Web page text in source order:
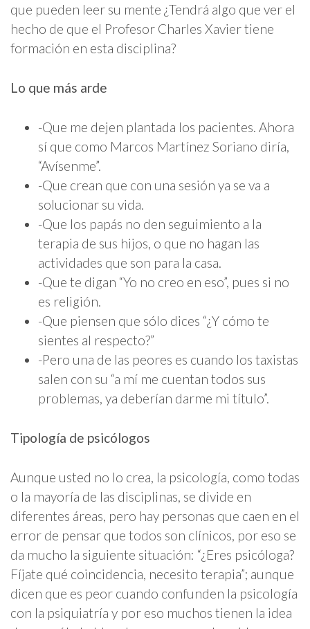
que pueden leer su mente ¿Tendrá algo que ver el
hecho de que el Profesor Charles Xavier tiene
formación en esta disciplina?
Lo que más arde
-Que me dejen plantada los pacientes. Ahora
sí que como Marcos Martínez Soriano diría,
“Avísenme”.
-Que crean que con una sesión ya se va a
solucionar su vida.
-Que los papás no den seguimiento a la
terapia de sus hijos, o que no hagan las
actividades que son para la casa.
-Que te digan “Yo no creo en eso”, pues si no
es religión.
-Que piensen que sólo dices “¿Y cómo te
sientes al respecto?”
-Pero una de las peores es cuando los taxistas
salen con su “a mí me cuentan todos sus
problemas, ya deberían darme mi título”.
Tipología de psicólogos
Aunque usted no lo crea, la psicología, como todas
o la mayoría de las disciplinas, se divide en
diferentes áreas, pero hay personas que caen en el
error de pensar que todos son clínicos, por eso se
da mucho la siguiente situación: “¿Eres psicóloga?
Fíjate qué coincidencia, necesito terapia”; aunque
dicen que es peor cuando confunden la psicología
con la psiquiatría y por eso muchos tienen la idea